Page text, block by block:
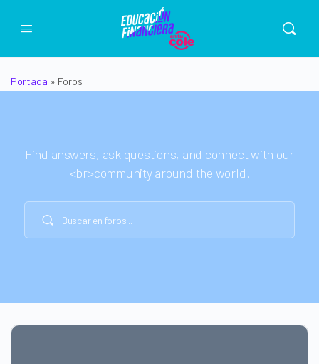
Portada » Foros
Find answers, ask questions, and connect with our
<br>community around the world.